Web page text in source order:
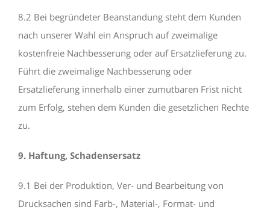
8.2 Bei begründeter Beanstandung steht dem Kunden
nach unserer Wahl ein Anspruch auf zweimalige
kostenfreie Nachbesserung oder auf Ersatzlieferung zu.
Führt die zweimalige Nachbesserung oder
Ersatzlieferung innerhalb einer zumutbaren Frist nicht
zum Erfolg, stehen dem Kunden die gesetzlichen Rechte
zu.
9. Haftung, Schadensersatz
9.1 Bei der Produktion, Ver- und Bearbeitung von
Drucksachen sind Farb-, Material-, Format- und